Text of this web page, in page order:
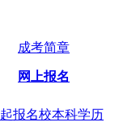
成考简章
网上报名
报名校本科学历